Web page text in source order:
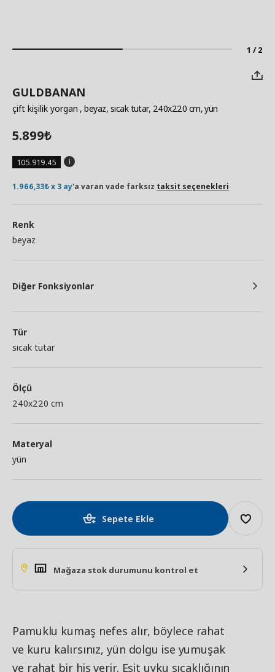
1 / 2
GULDBANAN
çift kişilik yorgan , beyaz, sıcak tutar, 240x220 cm, yün
5.899₺
105.919.45
1.966,33₺ x 3 ay'a varan vade farksız taksit seçenekleri
Renk
beyaz
Diğer Fonksiyonlar
Tür
sıcak tutar
Ölçü
240x220 cm
Materyal
yün
Sepete Ekle
Mağaza stok durumunu kontrol et
Pamuklu kumaş nefes alır, böylece rahat
ve kuru kalırsınız, yün dolgu ise yumuşak
ve rahat bir his verir. Eşit uyku sıcaklığının